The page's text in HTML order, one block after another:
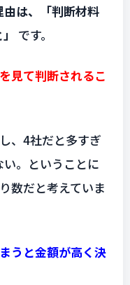
は、「判断材料
です。
見て判断されるこ
、4社だと多すぎ
。ということに
数だと考えていま
うと金額が高く決